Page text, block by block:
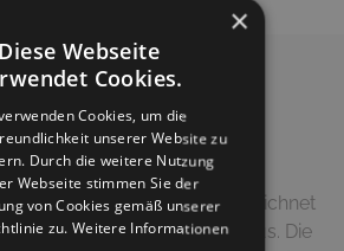
von Vincent Sheppard zeichnet
und elegantes Design aus. Die
×
Diese Webseite
Cookies.
Cookies, um die
unserer Website zu
Durch die weitere Nutzung
Webseite stimmen Sie der
von Cookies gemäß unserer
zu.Weitere Informationen